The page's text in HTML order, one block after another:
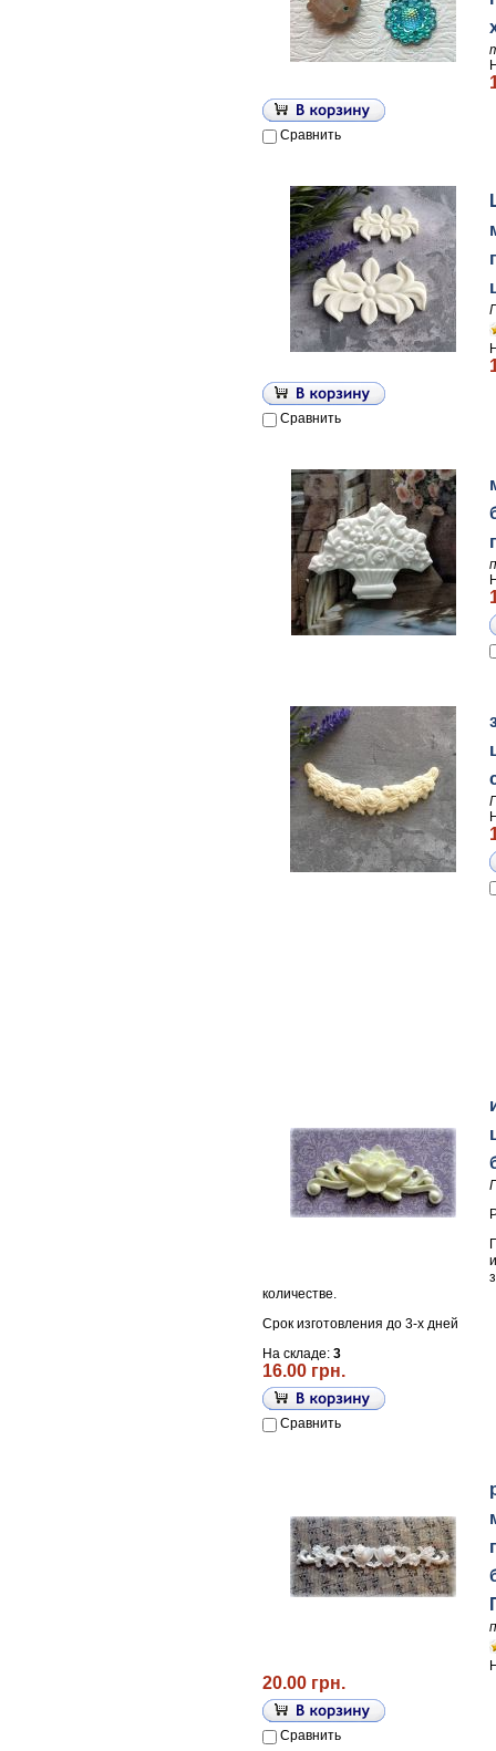
Сравнить
Сравнить
количестве.
Срок изготовления до 3-х дней
На складе: 3
16.00 грн.
Сравнить
20.00 грн.
Сравнить